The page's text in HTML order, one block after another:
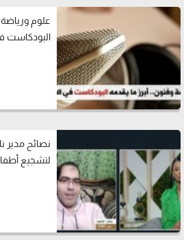
علوم
البودكاست
نصائح مدير
لتشجيع